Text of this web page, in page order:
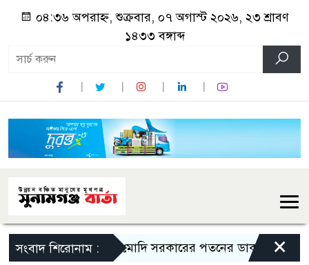
০৪:৩৬ অপরাহ্ন, শুক্রবার, ০৭ অগাস্ট ২০২৬, ২৩ শ্রাবণ
১৪৩৩ বঙ্গাব্দ
সংবাদ শিরোনাম : মোদি সরকারের পতনের ডাক রাহুল গান্ধীর
×